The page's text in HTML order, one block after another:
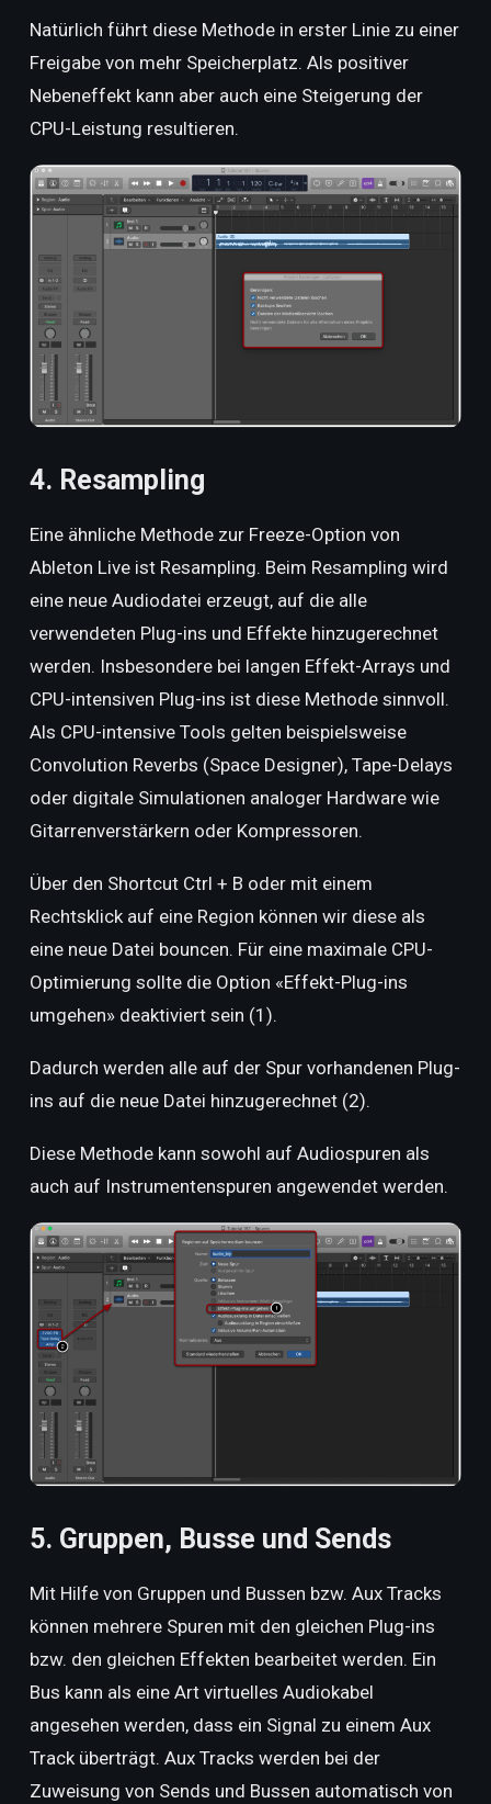
Natürlich führt diese Methode in erster Linie zu einer
Freigabe von mehr Speicherplatz. Als positiver
Nebeneffekt kann aber auch eine Steigerung der
CPU-Leistung resultieren.
4. Resampling
Eine ähnliche Methode zur Freeze-Option von
Ableton Live ist Resampling. Beim Resampling wird
eine neue Audiodatei erzeugt, auf die alle
verwendeten Plug-ins und Effekte hinzugerechnet
werden. Insbesondere bei langen Effekt-Arrays und
CPU-intensiven Plug-ins ist diese Methode sinnvoll.
Als CPU-intensive Tools gelten beispielsweise
Convolution Reverbs (Space Designer), Tape-Delays
oder digitale Simulationen analoger Hardware wie
Gitarrenverstärkern oder Kompressoren.
Über den Shortcut Ctrl + B oder mit einem
Rechtsklick auf eine Region können wir diese als
eine neue Datei bouncen. Für eine maximale CPU-
Optimierung sollte die Option «Effekt-Plug-ins
umgehen» deaktiviert sein (1).
Dadurch werden alle auf der Spur vorhandenen Plug-
ins auf die neue Datei hinzugerechnet (2).
Diese Methode kann sowohl auf Audiospuren als
auch auf Instrumentenspuren angewendet werden.
5. Gruppen, Busse und Sends
Mit Hilfe von Gruppen und Bussen bzw. Aux Tracks
können mehrere Spuren mit den gleichen Plug-ins
bzw. den gleichen Effekten bearbeitet werden. Ein
Bus kann als eine Art virtuelles Audiokabel
angesehen werden, dass ein Signal zu einem Aux
Track überträgt. Aux Tracks werden bei der
Zuweisung von Sends und Bussen automatisch von